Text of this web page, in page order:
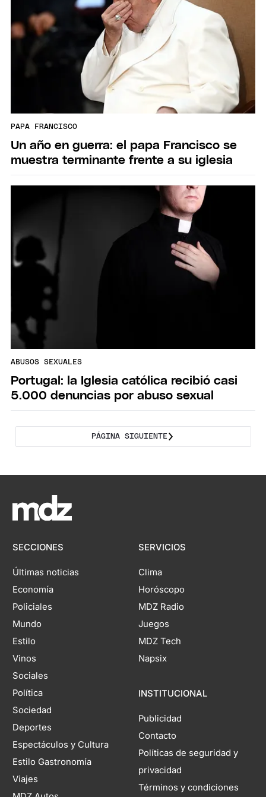
PAPA FRANCISCO
Un año en guerra: el papa Francisco se
muestra terminante frente a su iglesia
ABUSOS SEXUALES
Portugal: la Iglesia católica recibió casi
5.000 denuncias por abuso sexual
PÁGINA SIGUIENTE
SECCIONES
Últimas noticias
Economía
Policiales
Mundo
Estilo
Vinos
Sociales
Política
Sociedad
Deportes
Espectáculos y Cultura
Estilo Gastronomía
Viajes
SERVICIOS
Clima
Horóscopo
MDZ Radio
Juegos
MDZ Tech
Napsix
INSTITUCIONAL
Publicidad
Contacto
Políticas de seguridad y
privacidad
Términos y condiciones